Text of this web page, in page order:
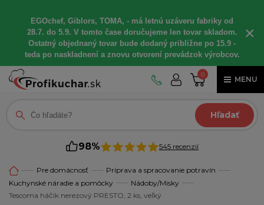
EGOchef, Giblors, TOMA, - má letnú uzáveru fabriky od
28.7. do 5.9. V tomto čase doručujeme len tovar skladom.
Ostatný objednaný tovar bude dodaný približne po 15.9 -
teda po naskladnení a znovu otvorení prevádzok výrobcov.
×
0
MENU
Hľadať
98% 545 recenzií
Pre domácnosť
Príprava a spracovanie potravín
Kuchynské náradie a pomôcky
Nádoby/Misky
Tescoma háčik nerezový PRESTO, 2 ks, veľký